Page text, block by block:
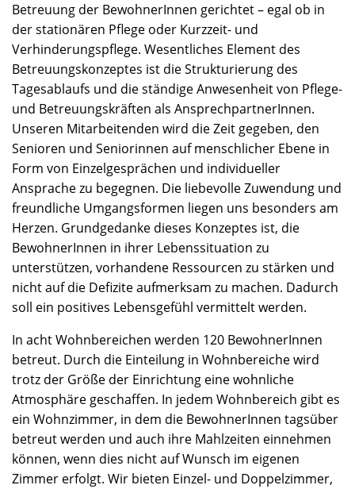
Betreuung der BewohnerInnen gerichtet – egal ob in
der stationären Pflege oder Kurzzeit- und
Verhinderungspflege. Wesentliches Element des
Betreuungskonzeptes ist die Strukturierung des
Tagesablaufs und die ständige Anwesenheit von Pflege-
und Betreuungskräften als AnsprechpartnerInnen.
Unseren Mitarbeitenden wird die Zeit gegeben, den
Senioren und Seniorinnen auf menschlicher Ebene in
Form von Einzelgesprächen und individueller
Ansprache zu begegnen. Die liebevolle Zuwendung und
freundliche Umgangsformen liegen uns besonders am
Herzen. Grundgedanke dieses Konzeptes ist, die
BewohnerInnen in ihrer Lebenssituation zu
unterstützen, vorhandene Ressourcen zu stärken und
nicht auf die Defizite aufmerksam zu machen. Dadurch
soll ein positives Lebensgefühl vermittelt werden.
In acht Wohnbereichen werden 120 BewohnerInnen
betreut. Durch die Einteilung in Wohnbereiche wird
trotz der Größe der Einrichtung eine wohnliche
Atmosphäre geschaffen. In jedem Wohnbereich gibt es
ein Wohnzimmer, in dem die BewohnerInnen tagsüber
betreut werden und auch ihre Mahlzeiten einnehmen
können, wenn dies nicht auf Wunsch im eigenen
Zimmer erfolgt. Wir bieten Einzel- und Doppelzimmer,